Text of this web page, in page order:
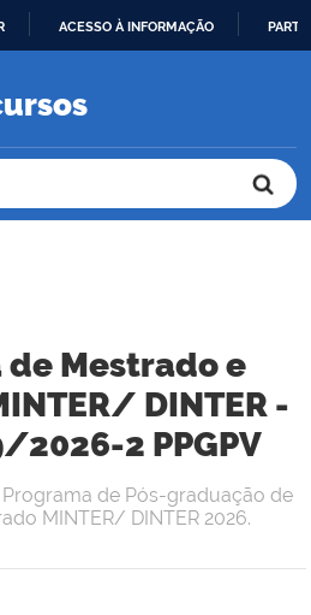
O
ACESSO À INFORMAÇÃO
de Mestrado e
DINTER -
2026-2 PPGPV
de Pós-graduação de
MINTER/ DINTER 2026.